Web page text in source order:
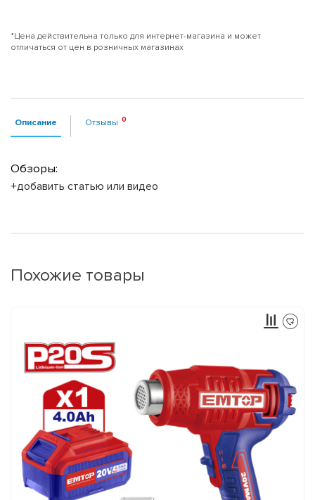
*Цена действительна только для интернет-магазина и может
отличаться от цен в розничных магазинах
Описание Отзывы
Обзоры:
+добавить статью или видео
Похожие товары